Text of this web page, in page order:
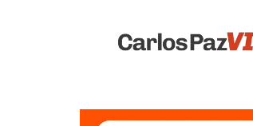
Vivo